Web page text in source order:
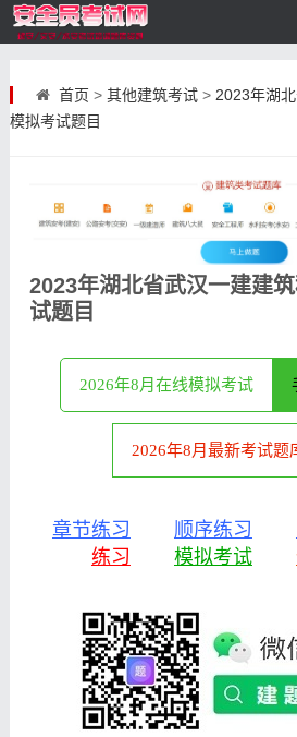
首页 > 其他建筑考试> 2023年湖
模拟考试题目
2023年湖北省武汉一建建
试题目
2026年8月在线模拟考试
2026年8月最新考试题
章节练习 顺序练习
练习
模拟考试